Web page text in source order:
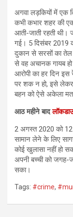
अगवा लड़कियों में एक
कभी कभार शहर की
आती-जाती रहती
गई। 5 दिसंबर 2019
दुकान से सरसों का
से वह अचानक गायब
आरोपी का हर दिन
पर शक न हो, इसे लेकर
बहन को ऐसे अकेला
आठ महीने बाद
2 अगस्त 2020 को 12
सामान लेने के लिए
कोई खुलासा नहीं हो
अपनी बच्ची को
सका।
Tags: #crime,